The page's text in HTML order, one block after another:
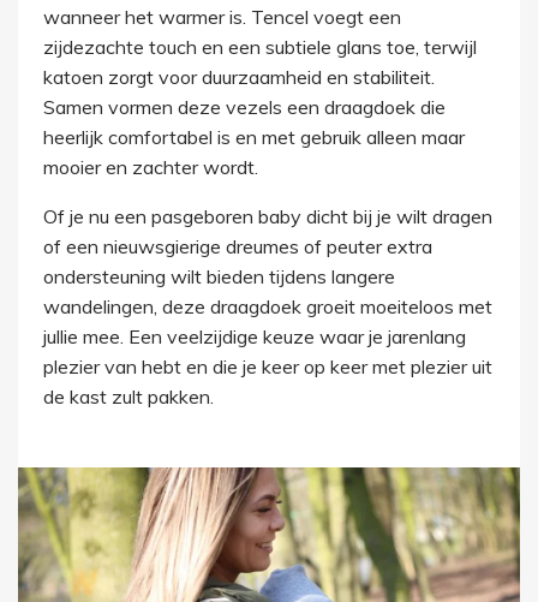
wanneer het warmer is. Tencel voegt een
zijdezachte touch en een subtiele glans toe, terwijl
katoen zorgt voor duurzaamheid en stabiliteit.
Samen vormen deze vezels een draagdoek die
heerlijk comfortabel is en met gebruik alleen maar
mooier en zachter wordt.
Of je nu een pasgeboren baby dicht bij je wilt dragen
of een nieuwsgierige dreumes of peuter extra
ondersteuning wilt bieden tijdens langere
wandelingen, deze draagdoek groeit moeiteloos met
jullie mee. Een veelzijdige keuze waar je jarenlang
plezier van hebt en die je keer op keer met plezier uit
de kast zult pakken.